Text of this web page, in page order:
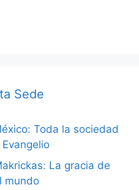
Sede
Toda la sociedad
La gracia de
mundo